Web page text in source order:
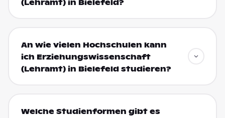
(Lehramt) in Bielefeld?
An wie vielen Hochschulen kann
ich Erziehungswissenschaft
(Lehramt) in Bielefeld studieren?
Welche Studienformen gibt es